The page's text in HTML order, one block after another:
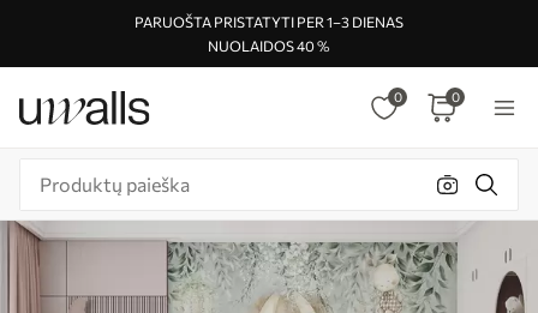
PARUOŠTA PRISTATYTI PER 1–3 DIENAS
NUOLAIDOS 40 %
0 0